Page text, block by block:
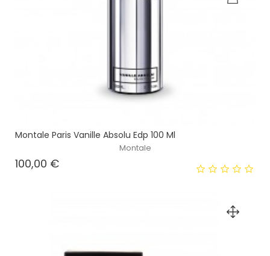
Montale Paris Vanille Absolu Edp 100 Ml
Montale
100,00 €Prezzo